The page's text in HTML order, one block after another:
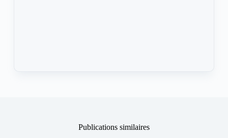
Publications similaires